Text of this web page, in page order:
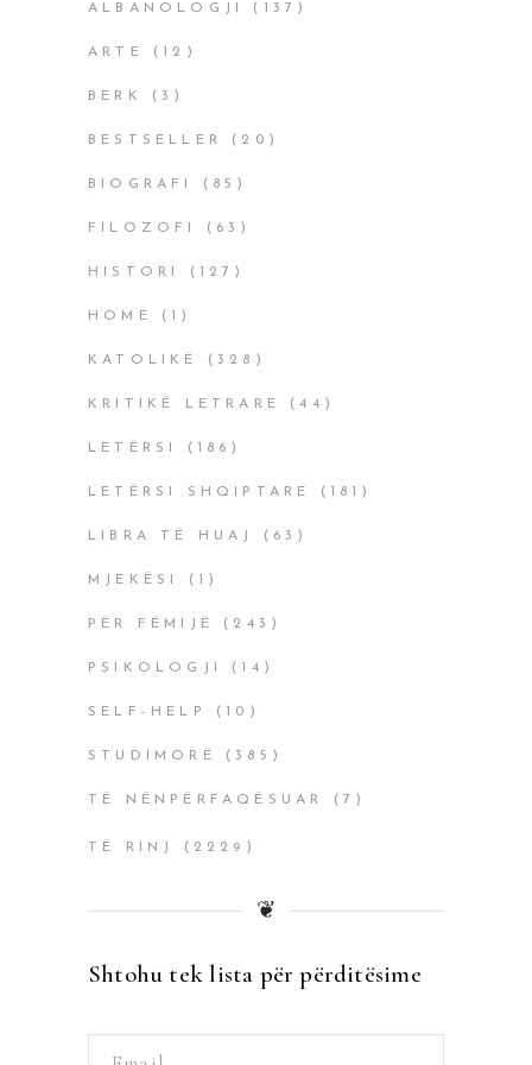
ALBANOLOGJI (137)
ARTE (12)
BERK (3)
BESTSELLER (20)
BIOGRAFI (85)
FILOZOFI (63)
HISTORI (127)
HOME (1)
KATOLIKË (328)
KRITIKË LETRARE (44)
LETËRSI (186)
LETËRSI SHQIPTARE (181)
LIBRA TË HUAJ (63)
MJEKËSI (1)
PËR FËMIJË (243)
PSIKOLOGJI (14)
SELF-HELP (10)
STUDIMORË (385)
TË NËNPËRFAQËSUAR (7)
TË RINJ (2229)
❦
Shtohu tek lista për përditësime